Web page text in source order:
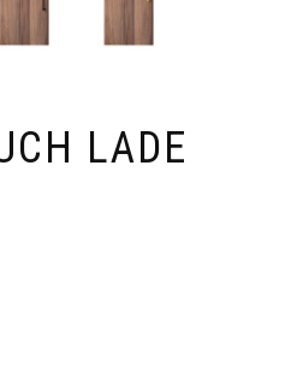
LADE